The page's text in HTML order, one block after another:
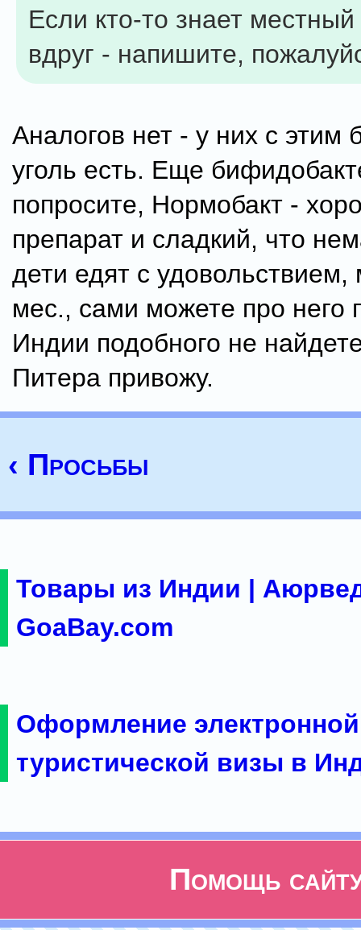
Если кто-то знает местный
вдруг - напишите,
Аналогов нет - у них с этим
уголь есть. Еще
попросите, Нормобакт -
препарат и сладкий, что
дети едят с
мес., сами можете про него
Индии подобного не
Питера привожу.
‹ Просьбы
Товары из Индии |
GoaBay.com
Оформление электронной
туристической визы в
Помощь